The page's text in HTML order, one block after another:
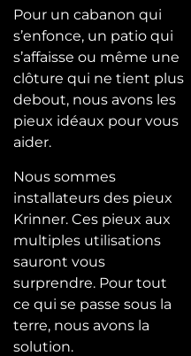
Pour un cabanon qui
s’enfonce, un patio qui
s’affaisse ou même une
clôture qui ne tient plus
debout, nous avons les
pieux idéaux pour vous
aider.
Nous sommes
installateurs des pieux
Krinner. Ces pieux aux
multiples utilisations
sauront vous
surprendre. Pour tout
ce qui se passe sous la
terre, nous avons la
solution.